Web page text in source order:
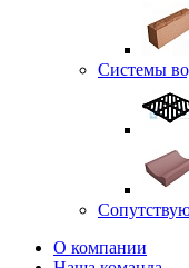
Системы
О компании